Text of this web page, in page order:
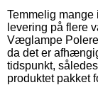
Temmelig mange
levering på flere
Væglampe
da det er
tidspunkt,
produktet pakket